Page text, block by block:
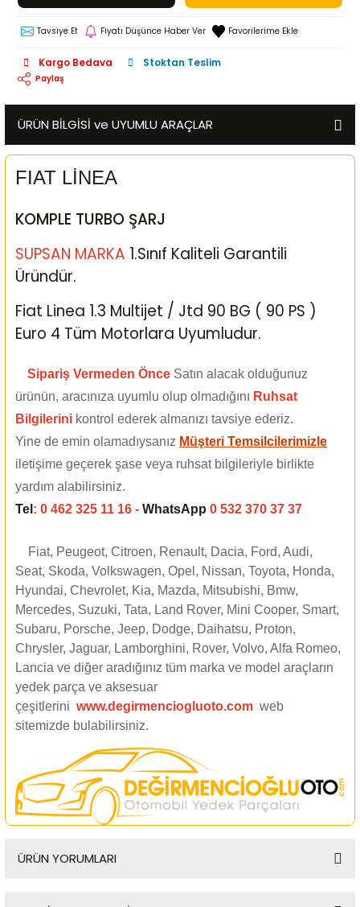
Tavsiye Et Fiyatı Düşünce Haber Ver
Kargo Bedava Stoktan Teslim
Paylaş
ÜRÜN BİLGİSİ ve UYUMLU ARAÇLAR
FIAT LİNEA
KOMPLE TURBO ŞARJ
SUPSAN MARKA 1.Sınıf Kaliteli Garantili
Üründür.
Fiat Linea 1.3 Multijet / Jtd 90 BG ( 90 PS )
Euro 4 Tüm Motorlara Uyumludur.
Sipariş Vermeden Önce Satın alacak olduğunuz
ürünün, aracınıza uyumlu olup olmadığını Ruhsat
Bilgilerini kontrol ederek almanızı tavsiye ederiz.
Yine de emin olamadıysanız Müşteri Temsilcilerimizle
iletişime geçerek şase veya ruhsat bilgileriyle birlikte
yardım alabilirsiniz.
Tel : 0 462 325 11 16 - WhatsApp 0 532 370 37 37
Fiat, Peugeot, Citroen, Renault, Dacia, Ford, Audi,
Seat, Skoda, Volkswagen, Opel, Nissan, Toyota, Honda,
Hyundai, Chevrolet, Kia, Mazda, Mitsubishi, Bmw,
Mercedes, Suzuki, Tata, Land Rover, Mini Cooper, Smart,
Subaru, Porsche, Jeep, Dodge, Daihatsu, Proton,
Chrysler, Jaguar, Lamborghini, Rover, Volvo, Alfa Romeo,
Lancia ve diğer aradığınız tüm marka ve model araçların
yedek parça ve aksesuar
çeşitlerini www.degirmenciogluoto.com web
sitemizde bulabilirsiniz.
ÜRÜN YORUMLARI